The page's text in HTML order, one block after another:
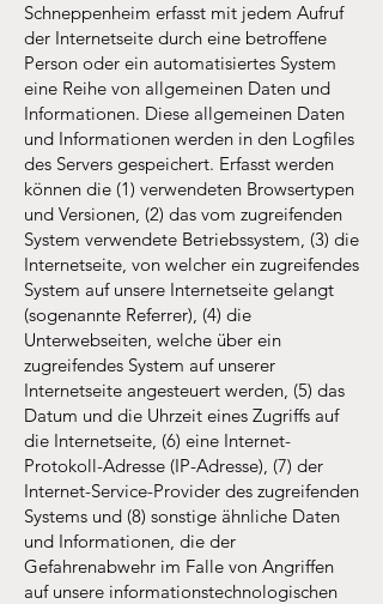
Schneppenheim erfasst mit jedem Aufruf
der Internetseite durch eine betroffene
Person oder ein automatisiertes System
eine Reihe von allgemeinen Daten und
Informationen. Diese allgemeinen Daten
und Informationen werden in den Logfiles
des Servers gespeichert. Erfasst werden
können die (1) verwendeten Browsertypen
und Versionen, (2) das vom zugreifenden
System verwendete Betriebssystem, (3) die
Internetseite, von welcher ein zugreifendes
System auf unsere Internetseite gelangt
(sogenannte Referrer), (4) die
Unterwebseiten, welche über ein
zugreifendes System auf unserer
Internetseite angesteuert werden, (5) das
Datum und die Uhrzeit eines Zugriffs auf
die Internetseite, (6) eine Internet-
Protokoll-Adresse (IP-Adresse), (7) der
Internet-Service-Provider des zugreifenden
Systems und (8) sonstige ähnliche Daten
und Informationen, die der
Gefahrenabwehr im Falle von Angriffen
auf unsere informationstechnologischen